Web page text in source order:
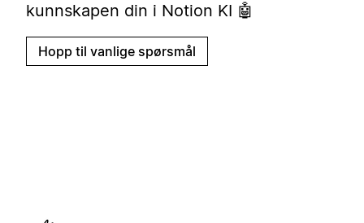
kunnskapen din i Notion KI 🤖
Hopp til vanlige spørsmål